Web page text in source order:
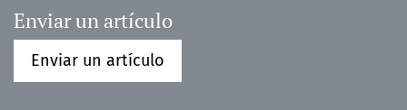
Enviar un artículo
Enviar un artículo